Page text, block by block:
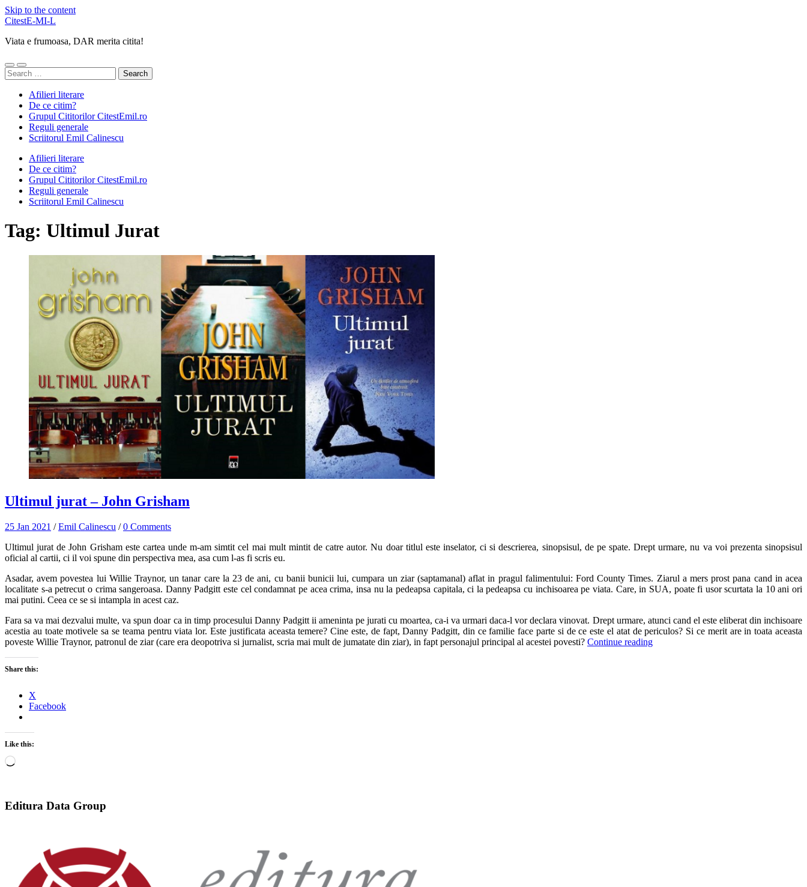
Skip to the content
CitestE-MI-L
Viata e frumoasa, DAR merita citita!
Toggle
mobile
Toggle
search
Search
for:
Afilieri literare
De ce citim?
Grupul Cititorilor CitestEmil.ro
Reguli generale
Scriitorul Emil Calinescu
Afilieri literare
De ce citim?
Grupul Cititorilor CitestEmil.ro
Reguli generale
Scriitorul Emil Calinescu
Tag: Ultimul Jurat
Ultimul jurat – John Grisham
25 Jan 2021 /Emil Calinescu /0 Comments
Ultimul jurat de John Grisham este cartea unde m-am simtit cel mai mult mintit de catre autor. Nu doar titlul este inselator, ci si descrierea, sinopsisul, de pe spate. Drept urmare, nu va voi prezenta sinopsisul
oficial al cartii, ci il voi spune din perspectiva mea, asa cum l-as fi scris eu.
Asadar, avem povestea lui Willie Traynor, un tanar care la 23 de ani, cu banii bunicii lui, cumpara un ziar (saptamanal) aflat in pragul falimentului: Ford County Times. Ziarul a mers prost pana cand in acea
localitate s-a petrecut o crima sangeroasa. Danny Padgitt este cel condamnat pe acea crima, insa nu la pedeapsa capitala, ci la pedeapsa cu inchisoarea pe viata. Care, in SUA, poate fi usor scurtata la 10 ani ori
mai putini. Ceea ce se si intampla in acest caz.
Fara sa va mai dezvalui multe, va spun doar ca in timp procesului Danny Padgitt ii ameninta pe jurati cu moartea, ca-i va urmari daca-l vor declara vinovat. Drept urmare, atunci cand el este eliberat din inchisoare
acestia au toate motivele sa se teama pentru viata lor. Este justificata aceasta temere? Cine este, de fapt, Danny Padgitt, din ce familie face parte si de ce este el atat de periculos? Si ce merit are in toata aceasta
poveste Willie Traynor, patronul de ziar (care era deopotriva si jurnalist, scria mai mult de jumatate din ziar), in fapt personajul principal al acestei povesti? Continue reading
Share this:
X
Facebook
Like this:
Loading…
Editura Data Group